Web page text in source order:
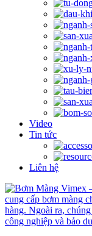
Video
Tin tức
Liên hệ